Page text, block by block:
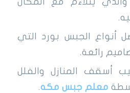
أنواع الجبس بورد التي
رائعة.
أسقف المنازل والفلل
معلم جبس مكه.